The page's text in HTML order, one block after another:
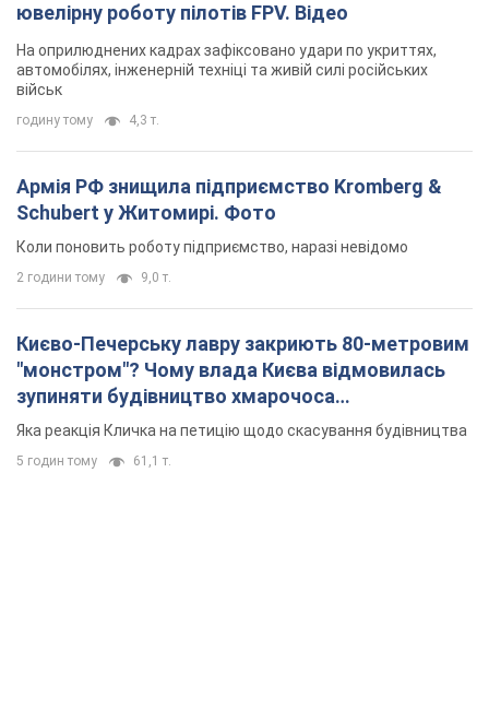
ювелірну роботу пілотів FPV. Відео
На оприлюднених кадрах зафіксовано удари по укриттях,
автомобілях, інженерній техніці та живій силі російських
військ
годину тому 4,3 т.
Армія РФ знищила підприємство Kromberg &
Schubert у Житомирі. Фото
Коли поновить роботу підприємство, наразі невідомо
2 години тому 9,0 т.
Києво-Печерську лавру закриють 80-метровим
"монстром"? Чому влада Києва відмовилась
зупиняти будівництво хмарочоса
"московського вірянина"
Яка реакція Кличка на петицію щодо скасування будівництва
5 годин тому 61,1 т.